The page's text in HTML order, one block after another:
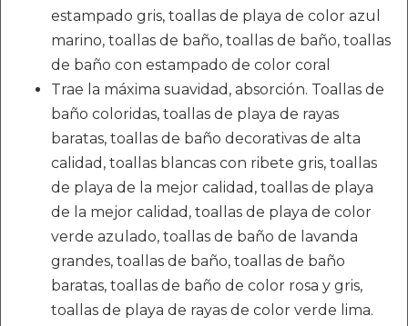
estampado gris, toallas de playa de color azul
marino, toallas de baño, toallas de baño, toallas
de baño con estampado de color coral
Trae la máxima suavidad, absorción. Toallas de
baño coloridas, toallas de playa de rayas
baratas, toallas de baño decorativas de alta
calidad, toallas blancas con ribete gris, toallas
de playa de la mejor calidad, toallas de playa
de la mejor calidad, toallas de playa de color
verde azulado, toallas de baño de lavanda
grandes, toallas de baño, toallas de baño
baratas, toallas de baño de color rosa y gris,
toallas de playa de rayas de color verde lima.